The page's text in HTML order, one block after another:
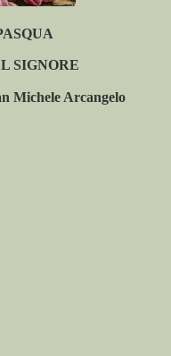
SIGNORE
Michele Arcangelo